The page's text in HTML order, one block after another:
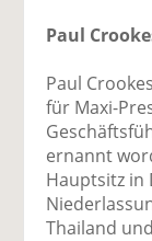
Paul
Paul
für Maxi-
ernannt
Hauptsitz
Thailand